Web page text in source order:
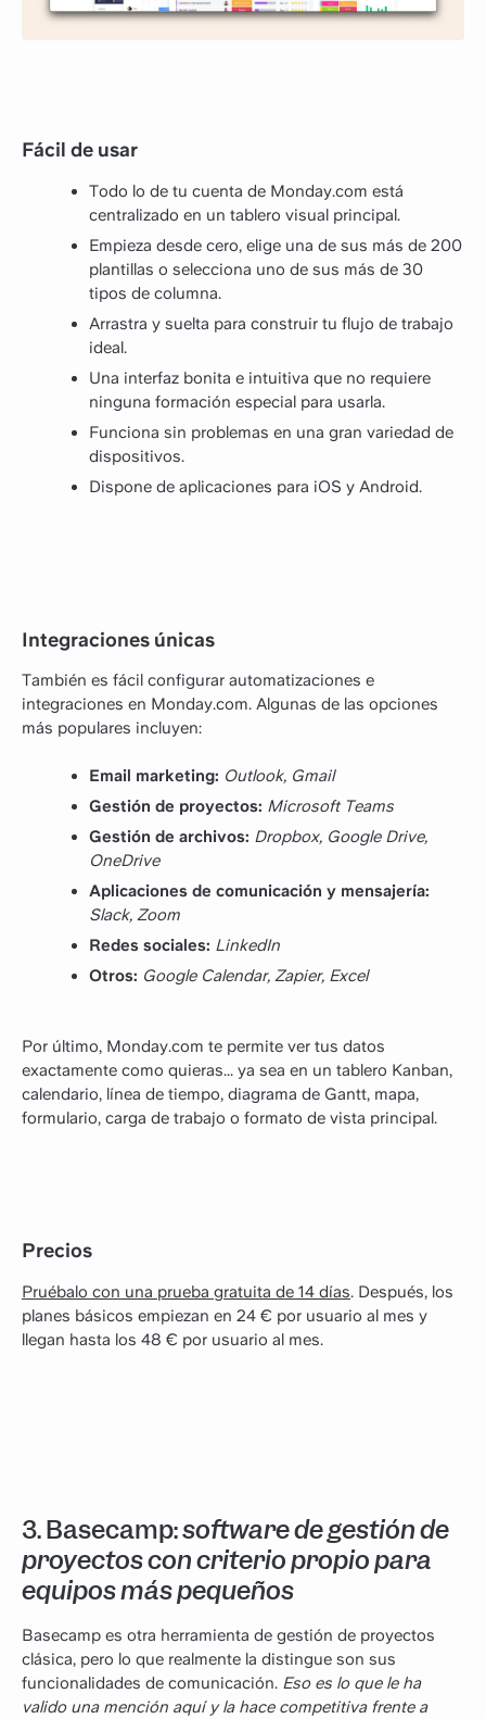
Fácil de usar
Todo lo de tu cuenta de Monday.com está
centralizado en un tablero visual principal.
Empieza desde cero, elige una de sus más de 200
plantillas o selecciona uno de sus más de 30
tipos de columna.
Arrastra y suelta para construir tu flujo de trabajo
ideal.
Una interfaz bonita e intuitiva que no requiere
ninguna formación especial para usarla.
Funciona sin problemas en una gran variedad de
dispositivos.
Dispone de aplicaciones para iOS y Android.
Integraciones únicas
También es fácil configurar automatizaciones e
integraciones en Monday.com. Algunas de las opciones
más populares incluyen:
Email marketing: Outlook, Gmail
Gestión de proyectos: Microsoft Teams
Gestión de archivos: Dropbox, Google Drive,
OneDrive
Aplicaciones de comunicación y mensajería:
Slack, Zoom
Redes sociales: LinkedIn
Otros: Google Calendar, Zapier, Excel
Por último, Monday.com te permite ver tus datos
exactamente como quieras... ya sea en un tablero Kanban,
calendario, línea de tiempo, diagrama de Gantt, mapa,
formulario, carga de trabajo o formato de vista principal.
Precios
Pruébalo con una prueba gratuita de 14 días. Después, los
planes básicos empiezan en 24 € por usuario al mes y
llegan hasta los 48 € por usuario al mes.
3. Basecamp:software de gestión de
proyectos con criterio propio para
equipos más pequeños
Basecamp es otra herramienta de gestión de proyectos
clásica, pero lo que realmente la distingue son sus
funcionalidades de comunicación. Eso es lo que le ha
valido una mención aquí y la hace competitiva frente a